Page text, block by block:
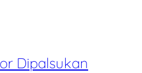
Dipalsukan